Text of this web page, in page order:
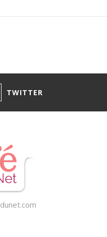
TWITTER